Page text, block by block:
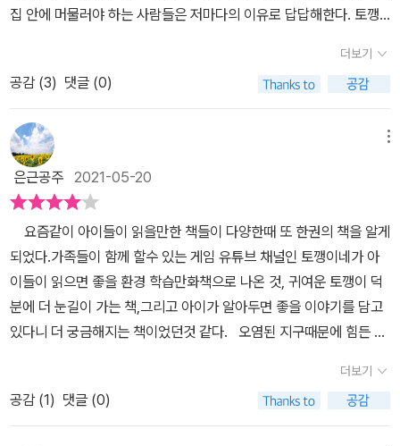
집 안에 머물러야 하는 사람들은 저마다의 이유로 답답해한다. 토깽
해 거실에 텐트를 치고 토깽이네 캠핑장을 만든다. 게임도 하고, 삼
겹살도 구워 먹고, 캠핑을 즐기는 토깽이네 집에 갑자기 산과 숲을 지
키는 꼬마 도령 산신과 커다란 고양이처럼 생긴 호랑이 호야가 나타
난다. 이들은 숲을 되찾을 기회를 주겠다며, ‘게임에서 이기면 지구의
숲을 되돌려 주겠다’는 제안을 한다. 그렇게 해서 토깽이네와 산신팀
의 한판 승부가 시작되는데.. 과연 토깽이네 가족은 인류를 구하는 영
웅이 되어 사라져 가는 숲을 살릴 수 있을까? 85만 명의 구독자를
보유한 유튜브 채널 토깽이네가 학습만화의 주인공이 되었다. 토깽이
네는 누구나 즐길 수 있는 평범한 네 가족의 일상을 담고 있는 채널인
데, 그 장점을 고스란히 학습만화에 담고 있다. 유튜브 채널에 나오는
게임들이 수록되어 토깽이네와 함께 챌린지&배틀을 해가면서 이야기
가 진행되고 있기 때문이다. 메인 게임은 ‘사라져 가는 숲을 구하
라’이고, 꿀벌을 찾아야만 숲을 되돌릴 수 있다. 꿀벌이 어디 있는지는
붉은 박쥐와 반달가슴곰을 만나야지 알 수 있다. 각각의 단계로 이동
더보기
공감 (3) 댓글 (0)
은근공주 2021-05-20
요즘같이 아이들이 읽을만한 책들이 다양한때 또 한권의 책을 알게
되었다.가족들이 함께 할수 있는 게임 유튜브 채널인 토깽이네가 아
이들이 읽으면 좋을 환경 학습만화책으로 나온 것, 귀여운 토깽이 덕
분에 더 눈길이 가는 책,그리고 아이가 알아두면 좋을 이야기를 담고
있다니 더 궁금해지는 책이었던것 같다. 오염된 지구때문에 힘든 시
게임에서 이기면 지구의 숲을 돌려주겠다는 제안을 하고지구를 구하
기 위해 토깽이네와 산신팀의 승부가 펼쳐지는데... 책속에는 아이들
의 눈높이에 맞게 사라져가는 숲을 구하기 위한 이야기를 귀여운 캐
더보기
공감 (1) 댓글 (0)